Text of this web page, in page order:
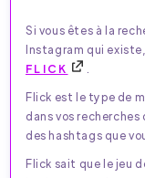
Si vous êtes à la
Instagram qui
FLICK
Flick est le type de
dans vos
des hashtags que
Flick sait que le jeu